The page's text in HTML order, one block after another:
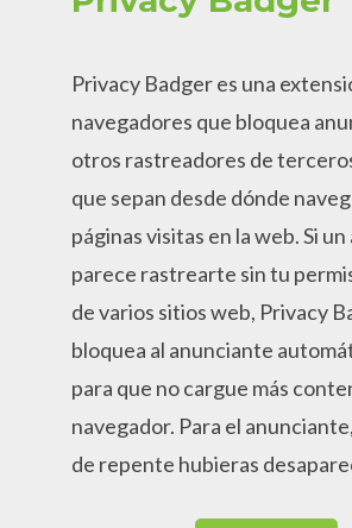
Privacy Badger es una
navegadores que bloquea
otros rastreadores de
que sepan desde dónde
páginas visitas en la web. Si
parece rastrearte sin tu
de varios sitios web, Privacy
bloquea al anunciante
para que no cargue más
navegador. Para el
de repente hubieras